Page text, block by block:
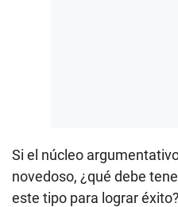
Si el núcleo
novedoso, ¿qué debe
este tipo para lograr